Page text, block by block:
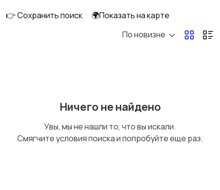
Уход за кожей
👉 Сохранить поиск
🌍Показать на карте
По новизне
Ничего не найдено
Увы, мы не нашли то, что вы искали.
Смягчите условия поиска и попробуйте еще раз.